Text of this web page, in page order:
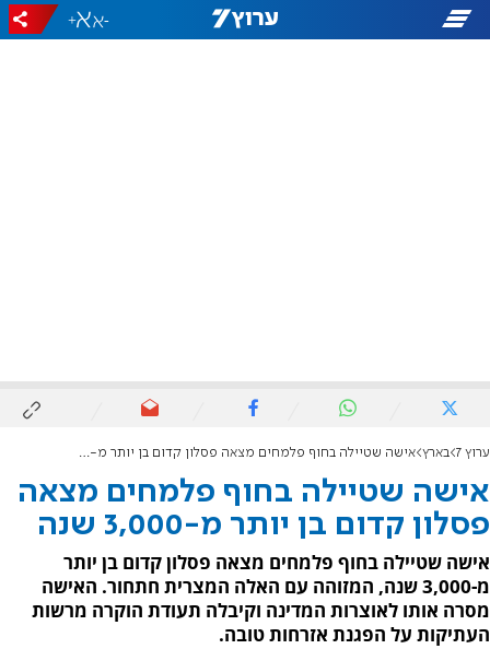
-
+
ערוץ 7 בארץ אישה שטיילה בחוף פלמחים מצאה פסלון קדום בן יותר מ-3,000 שנה
אישה שטיילה בחוף פלמחים מצאה
פסלון קדום בן יותר מ-3,000 שנה
אישה שטיילה בחוף פלמחים מצאה פסלון קדום בן יותר
מ-3,000 שנה, המזוהה עם האלה המצרית חתחור. האישה
מסרה אותו לאוצרות המדינה וקיבלה תעודת הוקרה מרשות
העתיקות על הפגנת אזרחות טובה.